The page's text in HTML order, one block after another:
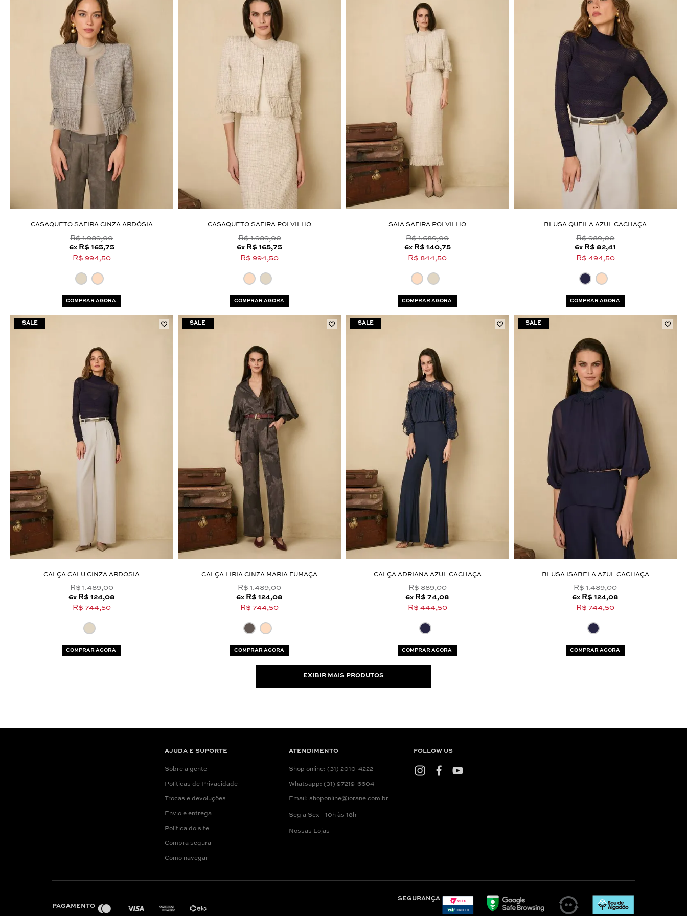
ÚLTIMOS LANÇAMENTOS
CASAQUETO SAFIRA CINZA ARDÓSIA
R$ 1.989,00
6x R$ 165,75
R$ 994,50
COMPRAR AGORA
CASAQUETO SAFIRA POLVILHO
R$ 1.989,00
6x R$ 165,75
R$ 994,50
COMPRAR AGORA
SAIA SAFIRA POLVILHO
R$ 1.689,00
6x R$ 140,75
R$ 844,50
COMPRAR AGORA
BLUSA QUEILA AZUL CACHAÇA
R$ 989,00
6x R$ 82,41
R$ 494,50
COMPRAR AGORA
CALÇA CALU CINZA ARDÓSIA
R$ 1.489,00
6x R$ 124,08
R$ 744,50
COMPRAR AGORA
CALÇA LIRIA CINZA MARIA FUMAÇA
R$ 1.489,00
6x R$ 124,08
R$ 744,50
COMPRAR AGORA
CALÇA ADRIANA AZUL CACHAÇA
R$ 889,00
6x R$ 74,08
R$ 444,50
COMPRAR AGORA
BLUSA ISABELA AZUL CACHAÇA
R$ 1.489,00
6x R$ 124,08
R$ 744,50
COMPRAR AGORA
EXIBIR MAIS PRODUTOS
AJUDA E SUPORTE
Sobre a gente
Politicas de Privacidade
Trocas e devoluções
Envio e entrega
Política do site
Compra segura
Como navegar
ATENDIMENTO
Shop online: (31) 2010-4222
Whatsapp: (31) 97219-6604
Email: shoponline@iorane.com.br
Seg a Sex - 10h às 18h
Nossas Lojas
FOLLOW US
PAGAMENTO
SEGURANÇA